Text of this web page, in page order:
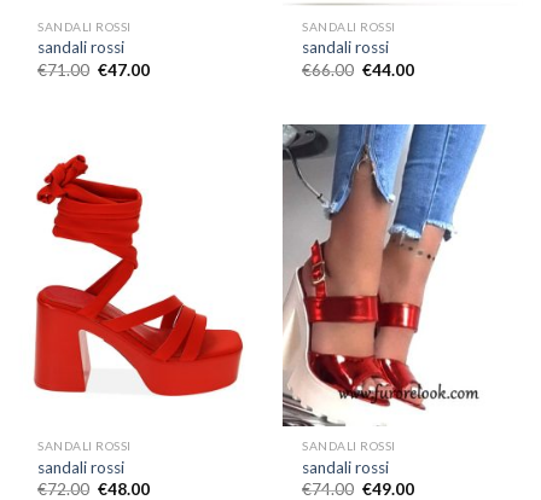
SANDALI ROSSI
sandali rossi
€71.00 €47.00
SANDALI ROSSI
sandali rossi
€66.00 €44.00
SANDALI ROSSI
sandali rossi
€72.00 €48.00
SANDALI ROSSI
sandali rossi
€74.00 €49.00